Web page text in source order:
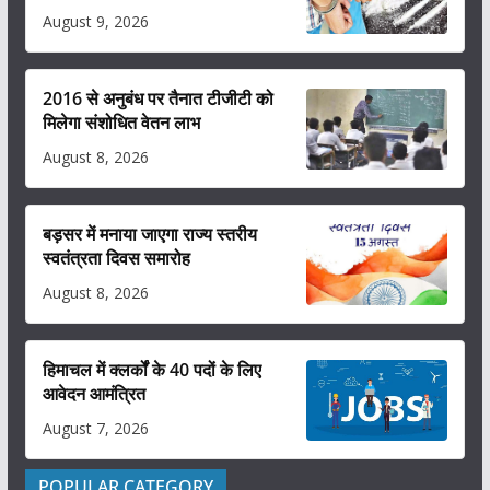
August 9, 2026
2016 से अनुबंध पर तैनात टीजीटी को
मिलेगा संशोधित वेतन लाभ
August 8, 2026
बड़सर में मनाया जाएगा राज्य स्तरीय
स्वतंत्रता दिवस समारोह
August 8, 2026
हिमाचल में क्लर्कों के 40 पदों के लिए
आवेदन आमंत्रित
August 7, 2026